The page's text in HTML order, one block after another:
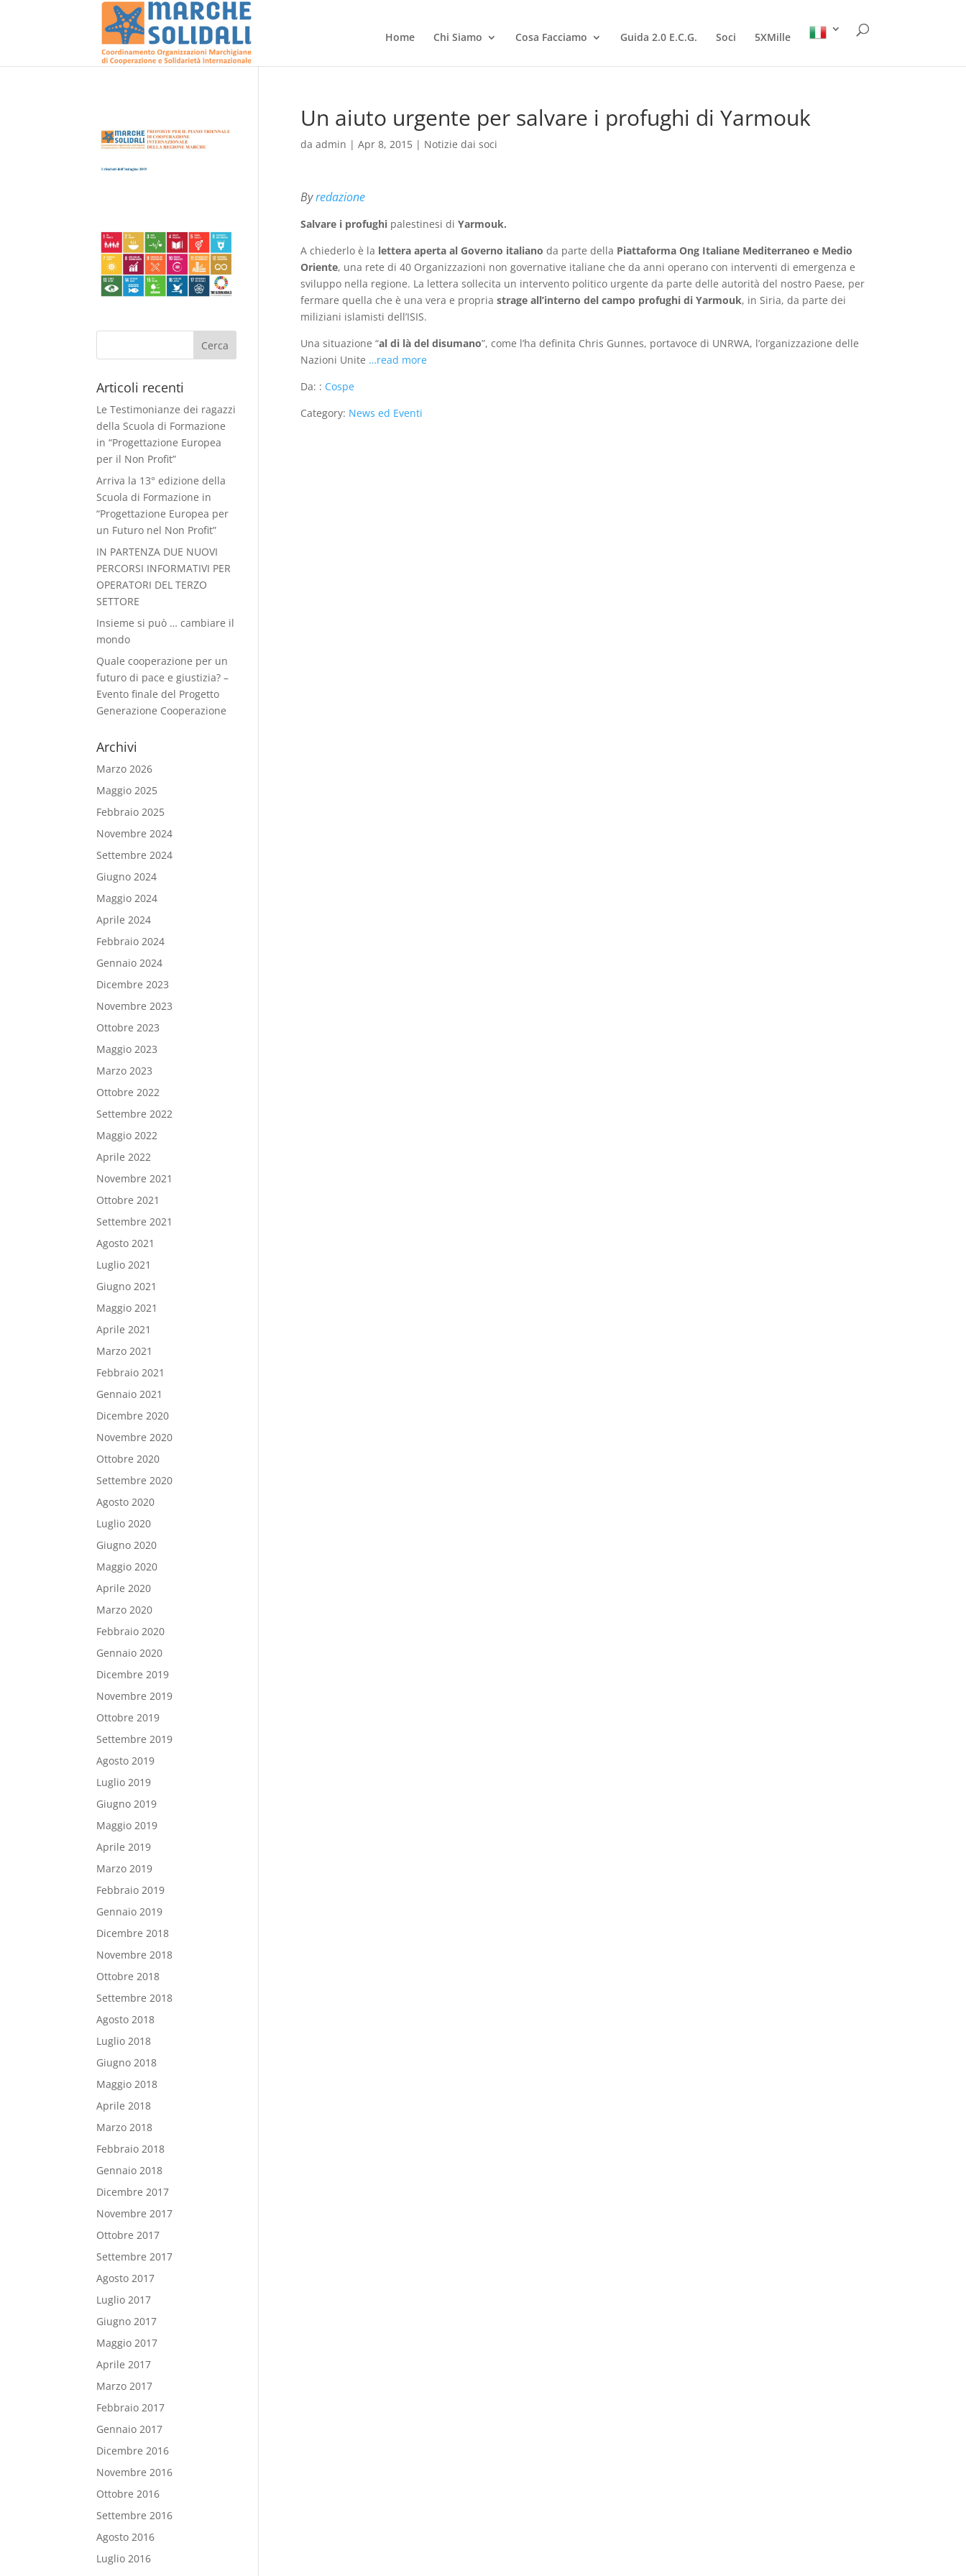
Home Chi Siamo Cosa Facciamo Guida 2.0 E.C.G. Soci 5XMille
Un aiuto urgente per salvare i profughi di Yarmouk
da admin | Apr 8, 2015| Notizie dai soci
Byredazione
Salvare i profughipalestinesi di Yarmouk.
A chiederlo è la lettera aperta al Governo italiano da parte della Piattaforma Ong Italiane Mediterraneo e Medio
Oriente, una rete di 40 Organizzazioni non governative italiane che da anni operano con interventi di emergenza e
sviluppo nella regione. La lettera sollecita un intervento politico urgente da parte delle autorità del nostro Paese, per
fermare quella che è una vera e propria strage all’interno del campo profughi di Yarmouk, in Siria, da parte dei
miliziani islamisti dell’ISIS.
Una situazione “al di là del disumano”, come l’ha definita Chris Gunnes, portavoce di UNRWA, l’organizzazione delle
Nazioni Unite …read more
Da: : Cospe
Category: News ed Eventi
Articoli recenti
Le Testimonianze dei ragazzi
della Scuola di Formazione
in “Progettazione Europea
per il Non Profit”
Arriva la 13° edizione della
Scuola di Formazione in
“Progettazione Europea per
un Futuro nel Non Profit”
IN PARTENZA DUE NUOVI
PERCORSI INFORMATIVI PER
OPERATORI DEL TERZO
SETTORE
Insieme si può … cambiare il
mondo
Quale cooperazione per un
futuro di pace e giustizia? –
Evento finale del Progetto
Generazione Cooperazione
Archivi
Marzo 2026
Maggio 2025
Febbraio 2025
Novembre 2024
Settembre 2024
Giugno 2024
Maggio 2024
Aprile 2024
Febbraio 2024
Gennaio 2024
Dicembre 2023
Novembre 2023
Ottobre 2023
Maggio 2023
Marzo 2023
Ottobre 2022
Settembre 2022
Maggio 2022
Aprile 2022
Novembre 2021
Ottobre 2021
Settembre 2021
Agosto 2021
Luglio 2021
Giugno 2021
Maggio 2021
Aprile 2021
Marzo 2021
Febbraio 2021
Gennaio 2021
Dicembre 2020
Novembre 2020
Ottobre 2020
Settembre 2020
Agosto 2020
Luglio 2020
Giugno 2020
Maggio 2020
Aprile 2020
Marzo 2020
Febbraio 2020
Gennaio 2020
Dicembre 2019
Novembre 2019
Ottobre 2019
Settembre 2019
Agosto 2019
Luglio 2019
Giugno 2019
Maggio 2019
Aprile 2019
Marzo 2019
Febbraio 2019
Gennaio 2019
Dicembre 2018
Novembre 2018
Ottobre 2018
Settembre 2018
Agosto 2018
Luglio 2018
Giugno 2018
Maggio 2018
Aprile 2018
Marzo 2018
Febbraio 2018
Gennaio 2018
Dicembre 2017
Novembre 2017
Ottobre 2017
Settembre 2017
Agosto 2017
Luglio 2017
Giugno 2017
Maggio 2017
Aprile 2017
Marzo 2017
Febbraio 2017
Gennaio 2017
Dicembre 2016
Novembre 2016
Ottobre 2016
Settembre 2016
Agosto 2016
Luglio 2016